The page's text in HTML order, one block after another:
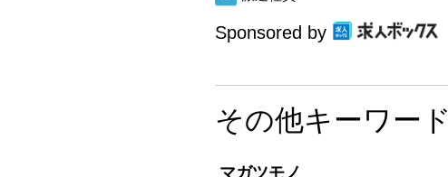
Sponsored by
その他キーワード
マガツモノ